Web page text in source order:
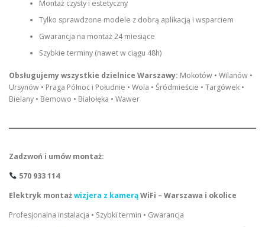
Montaż czysty i estetyczny
Tylko sprawdzone modele z dobrą aplikacją i wsparciem
Gwarancja na montaż 24 miesiące
Szybkie terminy (nawet w ciągu 48h)
Obsługujemy wszystkie dzielnice Warszawy: Mokotów • Wilanów •
Ursynów • Praga Północ i Południe • Wola • Śródmieście • Targówek •
Bielany • Bemowo • Białołęka • Wawer
Zadzwoń i umów montaż:
570 933 114
Elektryk montażwizjera z kamerąWiFi – Warszawa i okolice
Profesjonalna instalacja • Szybki termin • Gwarancja